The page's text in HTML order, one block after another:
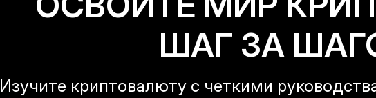
ШАГ ЗА
Изучите криптовалюту с четкими